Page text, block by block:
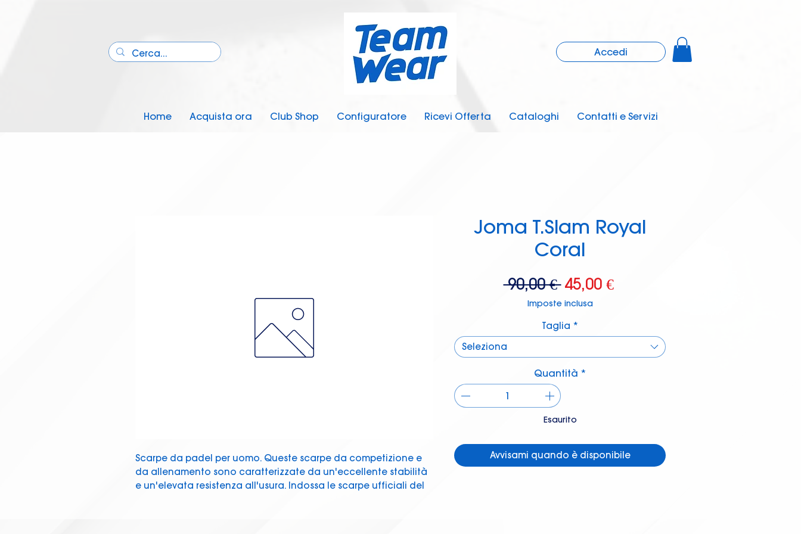
Accedi
Home Acquista ora Club Shop Configuratore Ricevi Offerta Cataloghi Contatti e Servizi
Scarpe da padel per uomo. Queste scarpe da competizione e
da allenamento sono caratterizzate da un'eccellente stabilità
e un'elevata resistenza all'usura. Indossa le scarpe ufficiali del
Joma T.Slam Royal
Coral
90,00 € Prezzo
regolare
45,00 €Prezzo
Imposte inclusa
Taglia *
Seleziona
Quantità *
Esaurito
Avvisami quando è disponibile